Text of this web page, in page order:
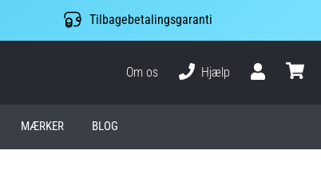
Tilbagebetalingsgaranti
Om os
Hjælp
MÆRKER BLOG